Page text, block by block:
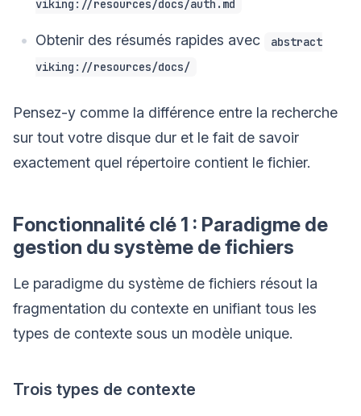
viking://resources/docs/auth.md
Obtenir des résumés rapides avec
abstract
viking://resources/docs/
Pensez-y comme la différence entre la recherche
sur tout votre disque dur et le fait de savoir
exactement quel répertoire contient le fichier.
Fonctionnalité clé 1 : Paradigme de
gestion du système de fichiers
Le paradigme du système de fichiers résout la
fragmentation du contexte en unifiant tous les
types de contexte sous un modèle unique.
Trois types de contexte